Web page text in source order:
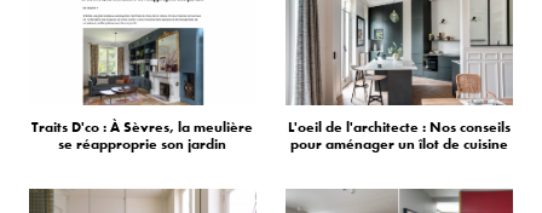
Traits D'co : À Sèvres, la meulière
se réapproprie son jardin
L'oeil de l'architecte : Nos conseils
pour aménager un îlot de cuisine